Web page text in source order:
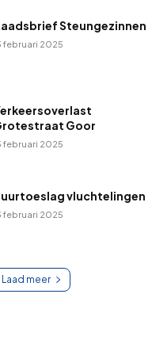
Steungezinnen
februari 2025
Goor
februari 2025
vluchtelingen
februari 2025
Laad meer